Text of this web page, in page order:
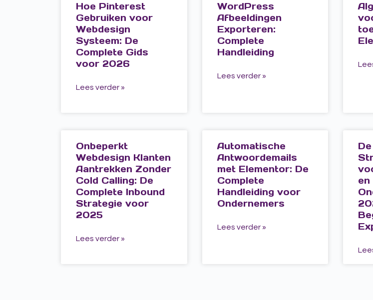
Hoe Pinterest
Gebruiken voor
Webdesign
Systeem: De
Complete Gids
voor 2026
Lees verder »
WordPress
Afbeeldingen
Exporteren:
Complete
Handleiding
Lees verder »
Onbeperkt
Webdesign Klanten
Aantrekken Zonder
Cold Calling: De
Complete Inbound
Strategie voor
2025
Lees verder »
Automatische
Antwoordemails
met Elementor: De
Complete
Handleiding voor
Ondernemers
Lees verder »
en